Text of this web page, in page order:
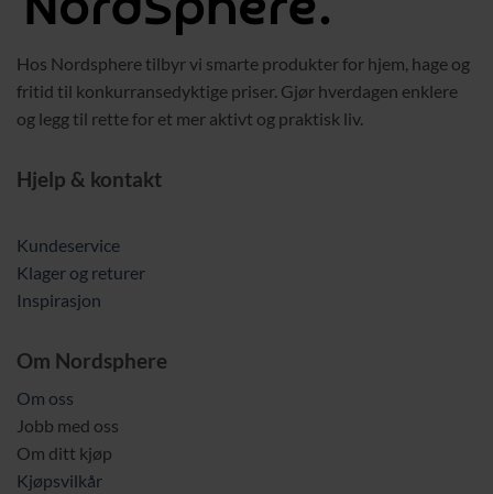
Hos Nordsphere tilbyr vi smarte produkter for hjem, hage og
fritid til konkurransedyktige priser. Gjør hverdagen enklere
og legg til rette for et mer aktivt og praktisk liv.
Hjelp & kontakt
Kundeservice
Klager og returer
Inspirasjon
Om Nordsphere
Om oss
Jobb med oss
Om ditt kjøp
Kjøpsvilkår